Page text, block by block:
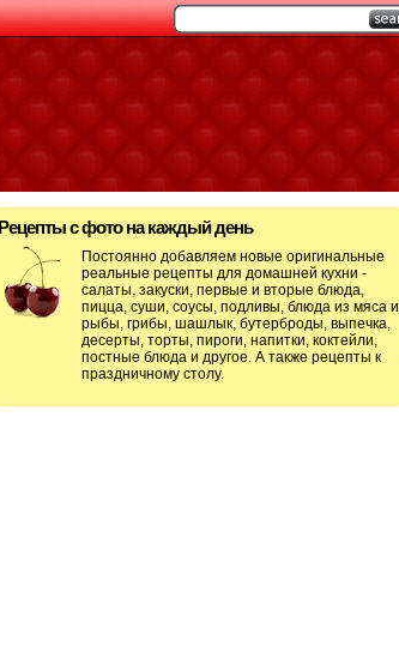
Рецепты с фото на каждый день
Постоянно добавляем новые оригинальные
реальные рецепты для домашней кухни -
салаты, закуски, первые и вторые блюда,
пицца, суши, соусы, подливы, блюда из мяса и
рыбы, грибы, шашлык, бутерброды, выпечка,
десерты, торты, пироги, напитки, коктейли,
постные блюда и другое. А также рецепты к
праздничному столу.